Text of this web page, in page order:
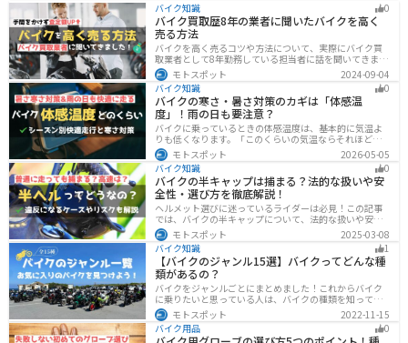
バイク知識 0
バイク買取歴8年の業者に聞いたバイクを高く
売る方法
バイクを高く売るコツや方法について、実際にバイク買
取業者として8年勤務している担当者に話を聞いてきまし
た！高く買い取ってもらえるバイクの特徴や業者がどの
くらい利益を上乗せしているかなど、バイクを売ろうと
している人は必見の内容になっています。
モトスポット
2024-09-04
バイク知識
0
バイクの寒さ・暑さ対策のカギは「体感温
度」！雨の日も要注意？
バイクに乗っているときの体感温度は、基本的に気温よ
りも低くなります。「このくらいの気温ならそれほど寒
くないだろう」そう考えて通常の装備でバイクに乗った
ら大変な目に遭った・・・そんな経験のあるライダーも
多いのではないでしょうか。今回はバイク走行中の体感
温度についてご紹介します。体感温度を考慮した快適走
行のポイントもまとめました。季節や天候を問わずバイ
クに乗る！そんなライダーの方はぜひ参考にしてみてく
ださい。[phtml blog-first-h2-module]バイク走行時の体
感温度は気温より低め？バイク走行時の体感温度は気温
と同じではありません。なぜ
モトスポット
2026-05-05
バイク知識
0
バイクの半キャップは捕まる？法的な扱いや安
全性・選び方を徹底解説！
ヘルメット選びに迷っているライダーは必見！この記事
では、バイクの半キャップについて、法的な扱いや安全
性、選び方を詳しく解説しています。実は、法律で認め
られていても、状況によっては違法となる可能性がある
ので注意が必要です。この記事を読めば、ヘルメットを
正しく選ぶヒントが得られます。
モトスポット
2025-03-08
バイク知識
1
【バイクのジャンル15選】バイクってどんな種
類があるの？
バイクをジャンルごとにまとめました！これからバイク
に乗りたいと思っている人は、バイクの種類を知って気
になる1台を見つけましょう。特徴やメリットデメリット
なども記載しているので、デザインだけでなく性能から
もバイクを探せるようになると失敗しないバイク選びば
モトスポット
2022-11-15
バイク用品
0